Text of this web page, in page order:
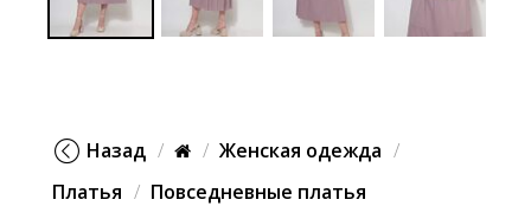
Назад
Женская одежда
Платья
Повседневные платья